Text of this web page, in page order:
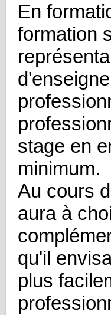
En
formation
stage en
minimum.
Au cours
aura à
qu'il
plus